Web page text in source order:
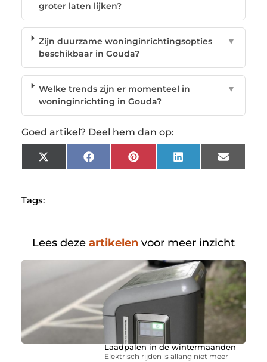
groter laten lijken?
Zijn duurzame woninginrichtingsopties
beschikbaar in Gouda?
▼
Welke trends zijn er momenteel in
woninginrichting in Gouda?
▼
Goed artikel? Deel hem dan op:
X
(Twitter)
FacebookPinterest LinkedIn Email
Tags:
Lees deze artikelen voor meer inzicht
Laadpalen in de wintermaanden
Elektrisch rijden is allang niet meer